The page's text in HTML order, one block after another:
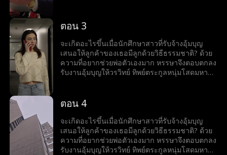
เลือนลาง หรรษาก็พบว่าตัวเองไม่อาจต้านทาน
รวิทย์รู้สึกเหมือนกันหรือเปล่า?
ตอน 3
จะเกิดอะไรขึ้นเมื่อนักศึกษาสาวที่รับจ้างอุ้มบุญ
เสนอให้ลูกค้าของเธอมีลูกด้วยวิธีธรรมชาติ? ด้วย
ความที่อยากช่วยพ่อตัวเองมาก หรรษาจึงตอบตกลง
รับงานอุ้มบุญให้วรวิทย์ ทิพย์ตระกูลหนุ่มโสดมหา
เลือนลาง หรรษาก็พบว่าตัวเองไม่อาจต้านทาน
รวิทย์รู้สึกเหมือนกันหรือเปล่า?
ตอน 4
จะเกิดอะไรขึ้นเมื่อนักศึกษาสาวที่รับจ้างอุ้มบุญ
เสนอให้ลูกค้าของเธอมีลูกด้วยวิธีธรรมชาติ? ด้วย
ความที่อยากช่วยพ่อตัวเองมาก หรรษาจึงตอบตกลง
รับงานอุ้มบุญให้วรวิทย์ ทิพย์ตระกูลหนุ่มโสดมหา